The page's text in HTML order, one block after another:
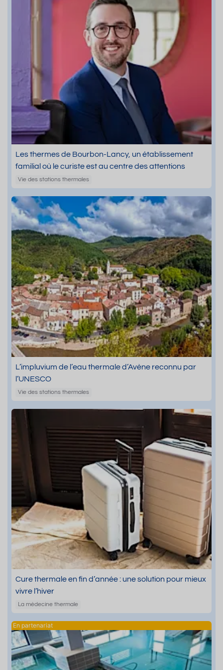
Les thermes de Bourbon-Lancy, un établissement
familial où le curiste est au centre des attentions
Vie des stations thermales
L’impluvium de l’eau thermale d’Avène reconnu par
l’UNESCO
Vie des stations thermales
Cure thermale en fin d’année : une solution pour mieux
vivre l’hiver
La médecine thermale